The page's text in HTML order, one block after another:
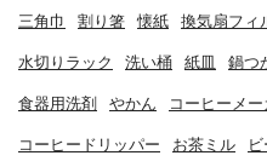
三角巾 割り箸 懐紙 換気扇フィ
水切りラック 洗い桶 紙皿 鍋つ
食器用洗剤 やかん コーヒーメー
コーヒードリッパー お茶ミル